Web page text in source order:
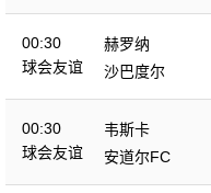
00:30
球会友谊
赫罗纳
沙巴度尔
00:30
球会友谊
韦斯卡
安道尔FC